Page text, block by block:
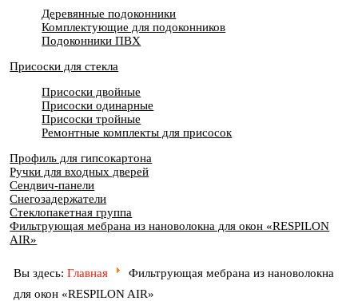
Деревянные подоконники
Комплектующие для подоконников
Подоконники ПВХ
Присоски для стекла
Присоски двойные
Присоски одинарные
Присоски тройные
Ремонтные комплекты для присосок
Профиль для гипсокартона
Ручки для входных дверей
Сендвич-панели
Снегозадержатели
Стеклопакетная группа
Фильтрующая мебрана из нановолокна для окон «RESPILON
AIR»
Вы здесь:Главная
Фильтрующая мебрана из нановолокна
для окон «RESPILON AIR»